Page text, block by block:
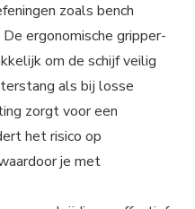
zoals bench
ergonomische gripper-
om de schijf veilig
als bij losse
zorgt voor een
het risico op
je met